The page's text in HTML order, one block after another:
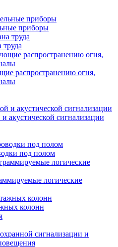
приборы
труда
распространению огня,
акустической сигнализации
под полом
логические
колонн